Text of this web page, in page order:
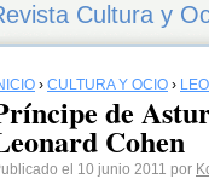
Cultura y
› CULTURA Y OCIO ›
de
Cohen
el 10 junio 2011 por